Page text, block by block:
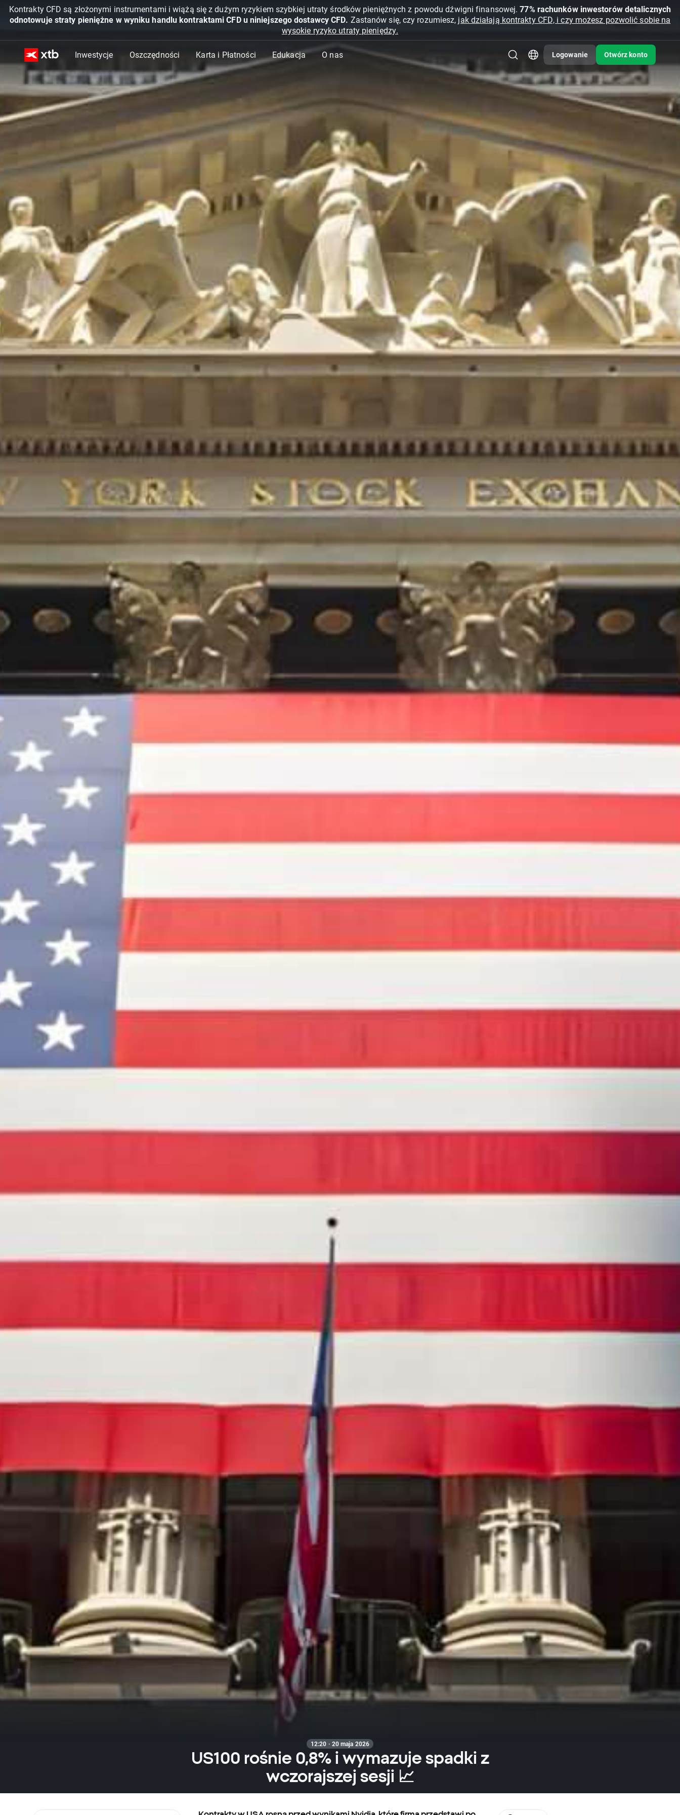
Kontrakty CFD są złożonymi instrumentami i wiążą się z dużym ryzykiem szybkiej utraty środków pieniężnych z powodu dźwigni finansowej.77% rachunków inwestorów detalicznych
odnotowuje straty pieniężne w wyniku handlu kontraktami CFD u niniejszego dostawcy CFD. Zastanów się, czy rozumiesz, jak działają kontrakty CFD, i czy możesz pozwolić sobie na
wysokie ryzyko utraty pieniędzy.
Inwestycje Oszczędności Karta i Płatności Edukacja O nas Logowanie Otwórz konto
12:20 · 20 maja 2026
US100 rośnie 0,8% i wymazuje spadki z
wczorajszej sesji 📈